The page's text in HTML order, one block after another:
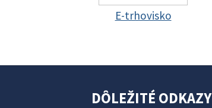
E-trhovisko
DÔLEŽITÉ ODKAZY